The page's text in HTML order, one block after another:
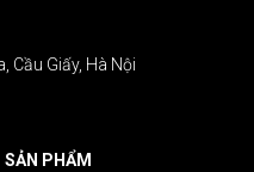
Cầu Giấy, Hà Nội
SẢN PHẨM